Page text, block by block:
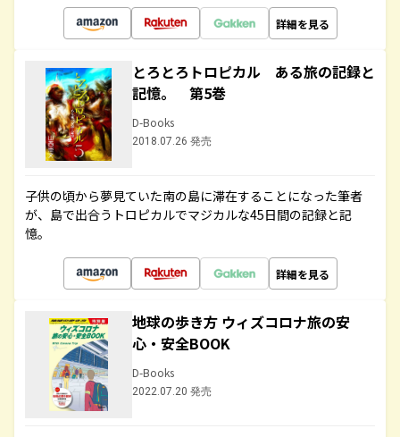
詳細を見る
とろとろトロピカル ある旅の記録と
記憶。 第5巻
D-Books
2018.07.26 発売
子供の頃から夢見ていた南の島に滞在することになった筆者
が、島で出合うトロピカルでマジカルな45日間の記録と記
憶。
詳細を見る
地球の歩き方 ウィズコロナ旅の安
心・安全BOOK
D-Books
2022.07.20 発売